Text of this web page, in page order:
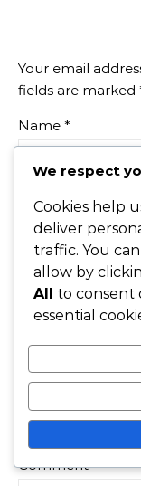
Your email
fields are marked
Name *
Email*
Website
Save my name,
the next time I
Comment*
We respect
Cookies help
deliver
traffic. You
allow by
All to consent
essential